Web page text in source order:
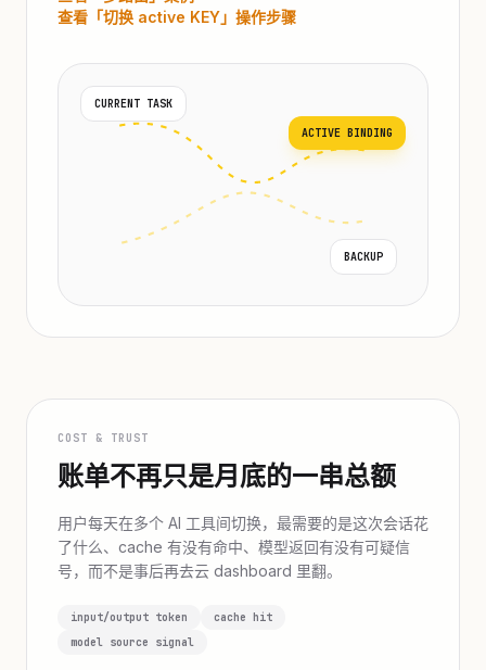
查看「切换 active KEY」操作步骤
CURRENT TASK
ACTIVE BINDING
BACKUP
COST & TRUST
账单不再只是月底的一串总额
用户每天在多个 AI 工具间切换，最需要的是这次会话花
了什么、cache 有没有命中、模型返回有没有可疑信
号，而不是事后再去云 dashboard 里翻。
input/output token
cache hit
model source signal